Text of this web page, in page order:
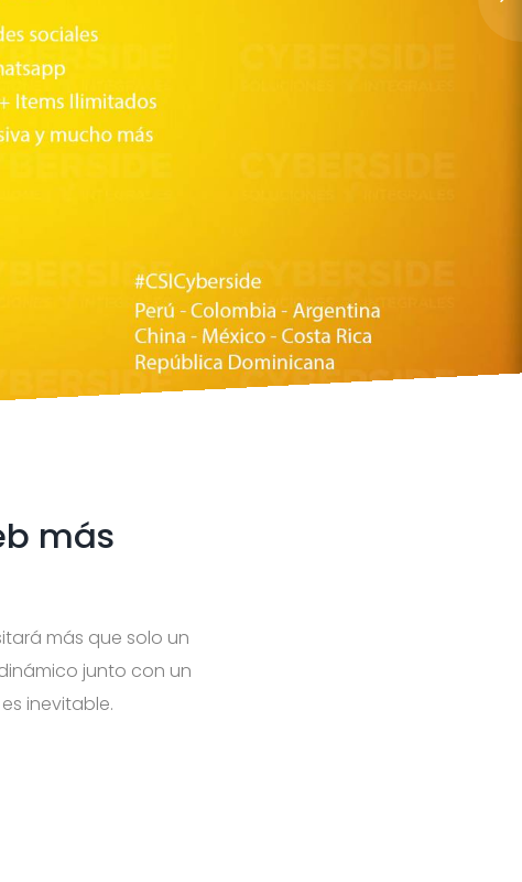
más
más que solo un
junto con un
inevitable.